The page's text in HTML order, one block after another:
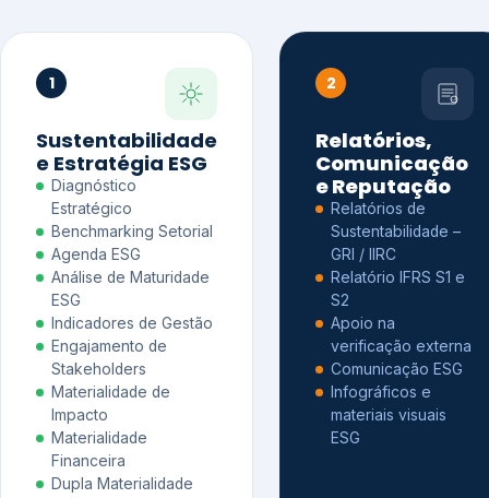
1
Sustentabilidade
e Estratégia ESG
Diagnóstico
Estratégico
Benchmarking Setorial
Agenda ESG
Análise de Maturidade
ESG
Indicadores de Gestão
Engajamento de
Stakeholders
Materialidade de
Impacto
Materialidade
Financeira
Dupla Materialidade
2
Relatórios,
Comunicação
e Reputação
Relatórios de
Sustentabilidade –
GRI / IIRC
Relatório IFRS S1 e
S2
Apoio na
verificação externa
Comunicação ESG
Infográficos e
materiais visuais
ESG